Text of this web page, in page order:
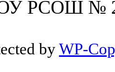
РСОШ № 2
byWP-